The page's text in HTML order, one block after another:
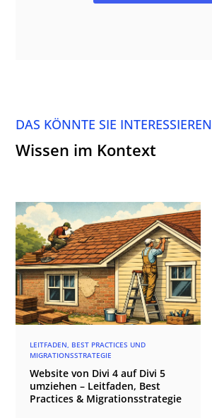
DAS KÖNNTE SIE INTERESSIEREN
Wissen im Kontext
LEITFADEN, BEST PRACTICES UND
MIGRATIONSSTRATEGIE
Website von Divi 4 auf Divi 5
umziehen – Leitfaden, Best
Practices & Migrationsstrategie